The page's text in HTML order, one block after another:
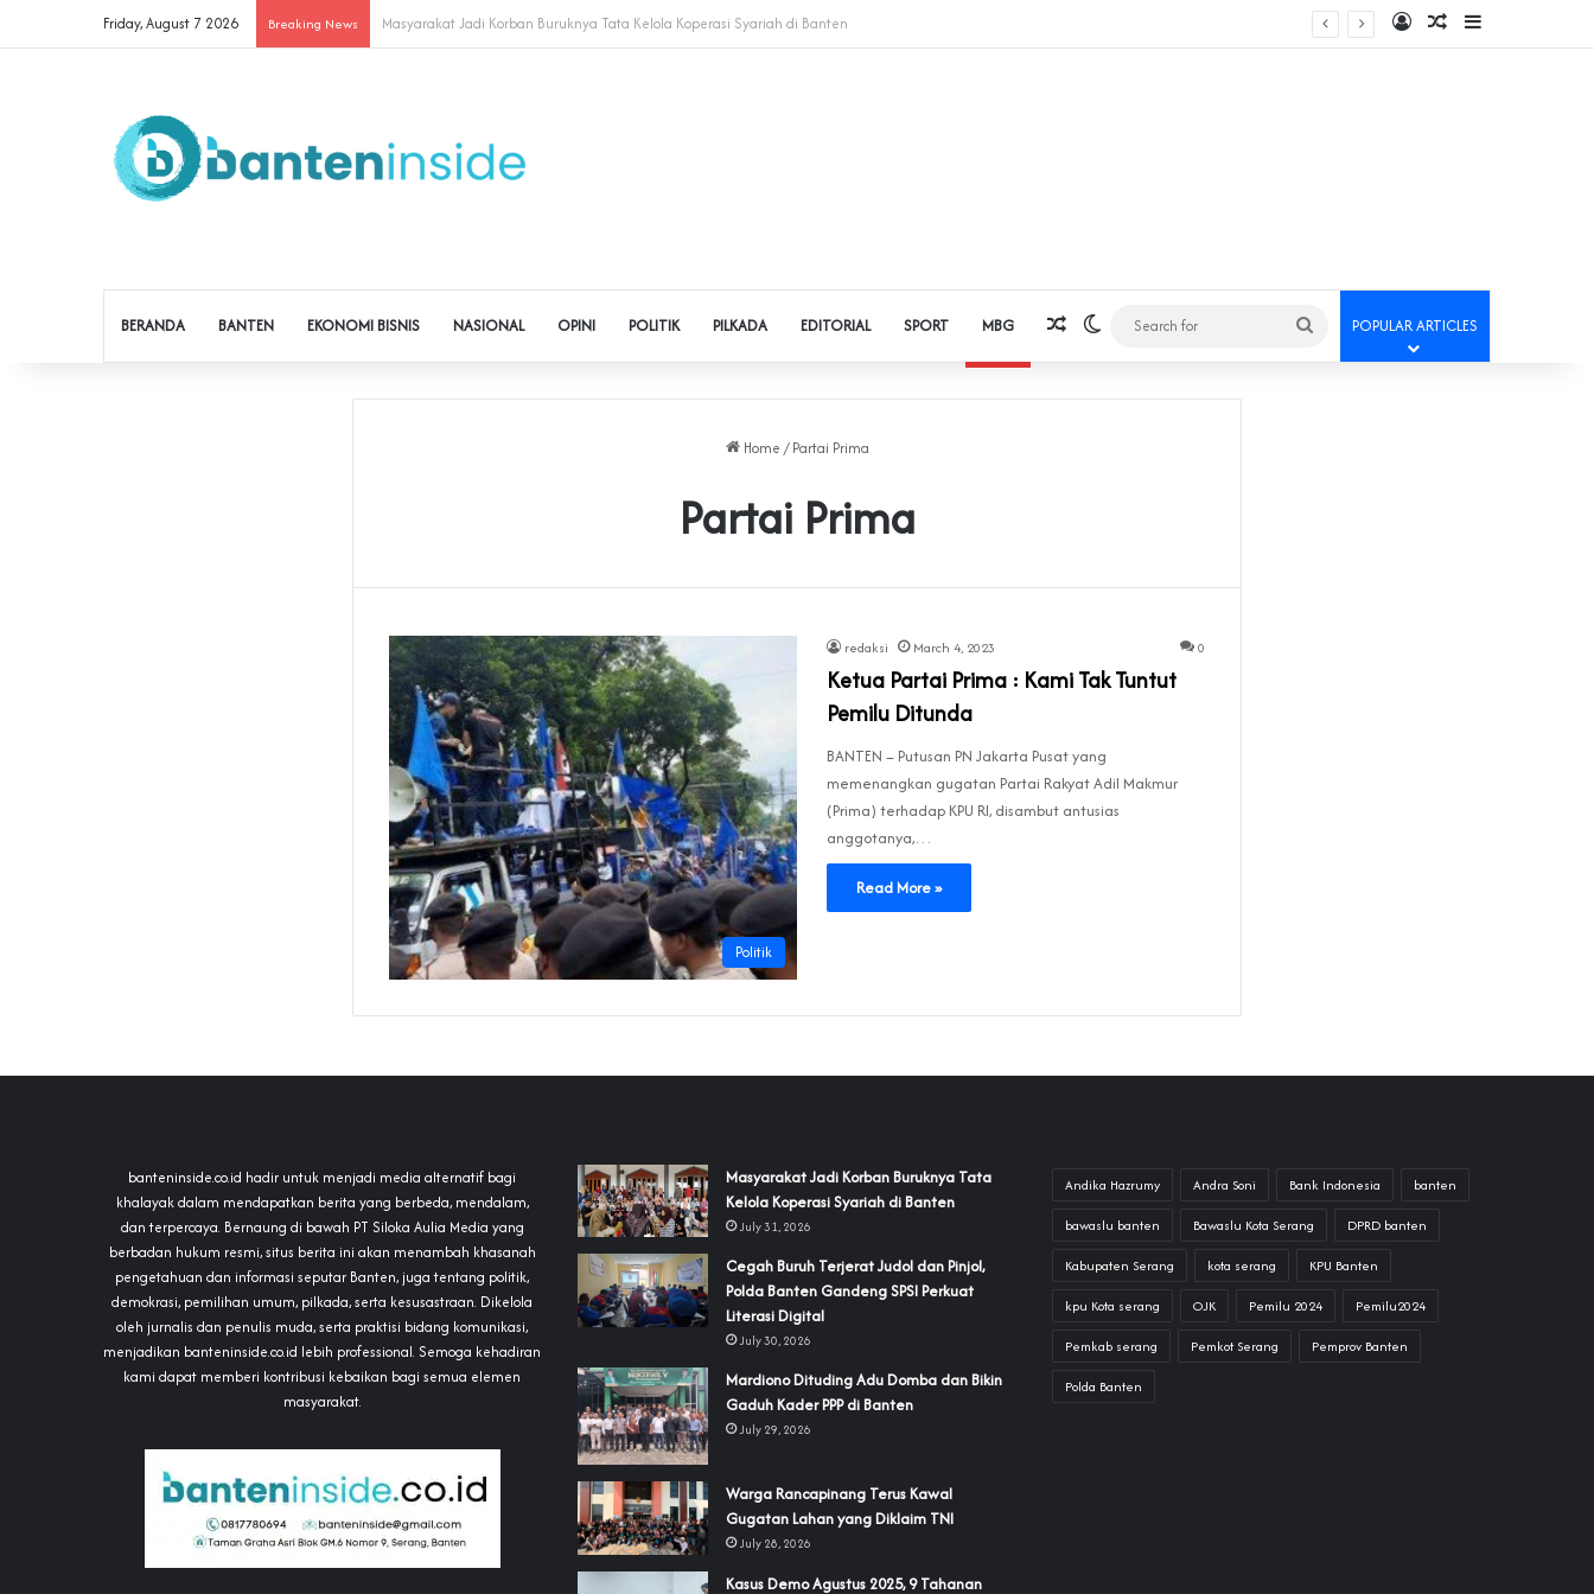
Friday, August 7 2026 Breaking News Cegah Buruh Terjerat Judol dan Pinjol, Polda Banten Gandeng SPSI Perkuat Literasi Digital Log InRandom Article
Sidebar
BERANDA BANTEN EKONOMI BISNIS NASIONAL OPINI POLITIK PILKADA EDITORIAL SPORT MBG Random Article
Switch skin
Search
for
POPULAR ARTICLES
Home / Partai Prima
Partai Prima
Politik
redaksi March 4, 2023 0
Ketua Partai Prima : Kami Tak Tuntut
Pemilu Ditunda
BANTEN – Putusan PN Jakarta Pusat yang
memenangkan gugatan Partai Rakyat Adil Makmur
(Prima) terhadap KPU RI, disambut antusias
anggotanya,…
Read More »
banteninside.co.id hadir untuk menjadi media alternatif bagi
khalayak dalam mendapatkan berita yang berbeda, mendalam,
dan terpercaya. Bernaung di bawah PT Siloka Aulia Media yang
berbadan hukum resmi, situs berita ini akan menambah khasanah
pengetahuan dan informasi seputar Banten, juga tentang politik,
demokrasi, pemilihan umum, pilkada, serta kesusastraan. Dikelola
oleh jurnalis dan penulis muda, serta praktisi bidang komunikasi,
menjadikan banteninside.co.id lebih professional. Semoga kehadiran
kami dapat memberi kontribusi kebaikan bagi semua elemen
masyarakat.
‎Masyarakat Jadi Korban Buruknya Tata
Kelola Koperasi Syariah di Banten
July 31, 2026
Cegah Buruh Terjerat Judol dan Pinjol,
Polda Banten Gandeng SPSI Perkuat
Literasi Digital
July 30, 2026
‎Mardiono Dituding Adu Domba dan Bikin
Gaduh Kader PPP di Banten
July 29, 2026
‎Warga Rancapinang Terus Kawal
Gugatan Lahan yang Diklaim TNI‎‎
July 28, 2026
‎Kasus Demo Agustus 2025, 9 Tahanan
Andika Hazrumy Andra Soni Bank Indonesia banten
bawaslu banten Bawaslu Kota Serang DPRD banten
Kabupaten Serang kota serang KPU Banten
kpu Kota serang OJK Pemilu 2024 Pemilu2024
Pemkab serang Pemkot Serang Pemprov Banten
Polda Banten